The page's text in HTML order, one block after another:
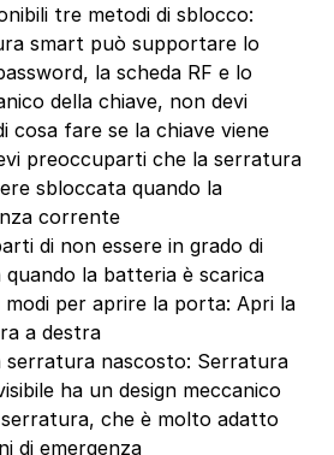
tre metodi di sblocco:
smart può supportare lo
la scheda RF e lo
della chiave, non devi
cosa fare se la chiave viene
preoccuparti che la serratura
sbloccata quando la
corrente
di non essere in grado di
la batteria è scarica
modi per aprire la porta: Apri la
a destra
serratura nascosto: Serratura
ha un design meccanico
che è molto adatto
di emergenza